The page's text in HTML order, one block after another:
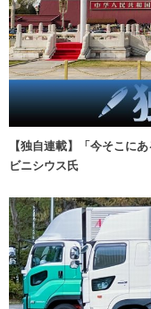
【独自連載】「今そこに
ビニシウス氏